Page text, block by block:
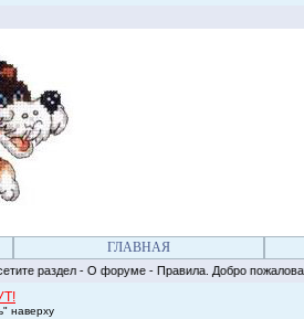
ГЛАВНАЯ
раздел - О форуме - Правила. Добро пожаловать.
наверху